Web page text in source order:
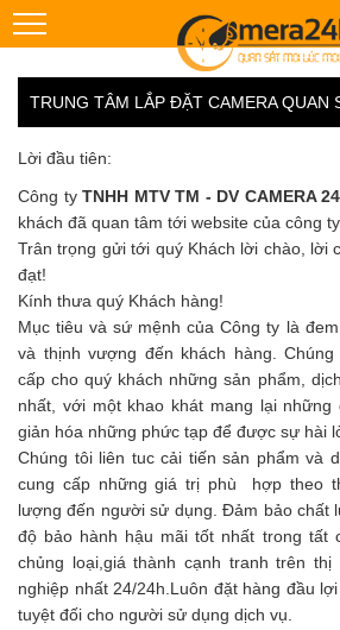
TRUNG TÂM LẮP ĐẶT CAMERA QUAN
Lời đầu tiên:
Công ty TNHH MTV TM - DV CAMERA
khách đã quan tâm tới website của công
Trân trọng gửi tới quý Khách lời chào, lời
đạt!
Kính thưa quý Khách hàng!
Mục tiêu và sứ mệnh của Công ty là
và thịnh vượng đến khách hàng.
cấp cho quý khách những sản phẩm,
nhất, với một khao khát mang lại
giản hóa những phức tạp để được sự hài
Chúng tôi liên tuc cải tiến sản phẩm và
cung cấp những giá trị phù hợp theo
lượng đến người sử dụng. Đảm bảo chất
độ bảo hành hậu mãi tốt nhất trong tất
chủng loại,giá thành cạnh tranh trên thị
nghiệp nhất 24/24h.Luôn đặt hàng đầu
tuyệt đối cho người sử dụng dịch vụ.